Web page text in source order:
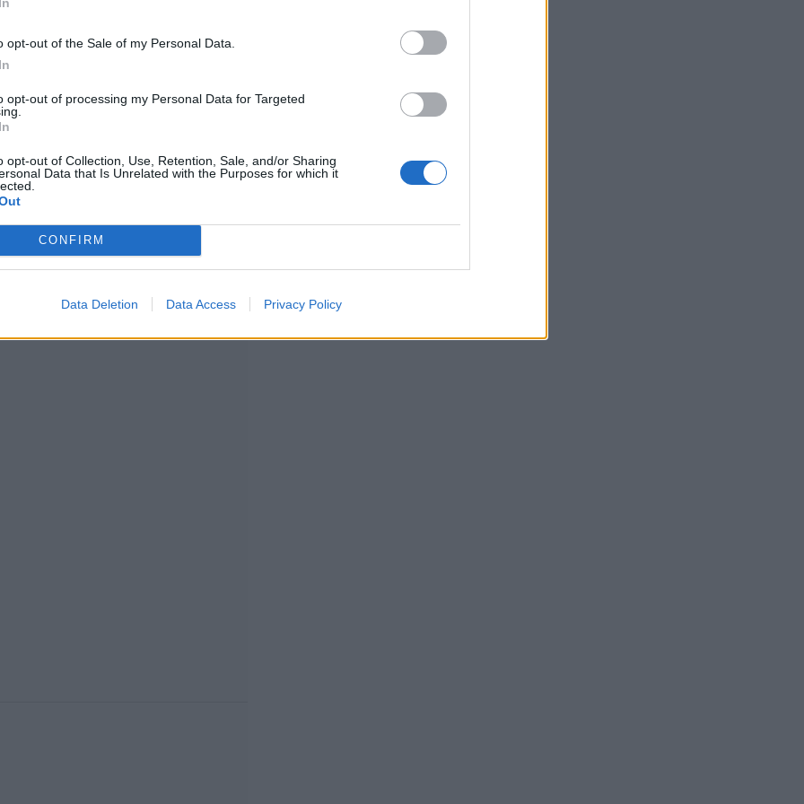
opt-out of the Sale of my Personal Data.
opt-out of processing my Personal Data for Targeted
opt-out of Collection, Use, Retention, Sale, and/or Sharing
Data that Is Unrelated with the Purposes for which it
CONFIRM
Data Deletion Data Access Privacy Policy
sinut ällikällä. Karamellista
täydellinen sekoitus,
tuhman twistin, tiedotteessa
Bodomin ja espoolaisen Fat
ensimmäinen, Lake Bodom